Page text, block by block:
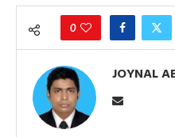
0
JOYNAL